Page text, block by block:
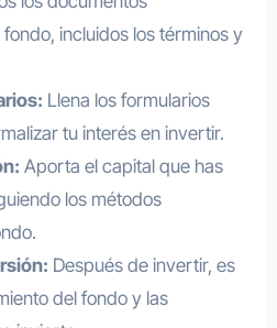
incluidos los términos y
Llena los formularios
tu interés en invertir.
Aporta el capital que has
los métodos
Después de invertir, es
del fondo y las